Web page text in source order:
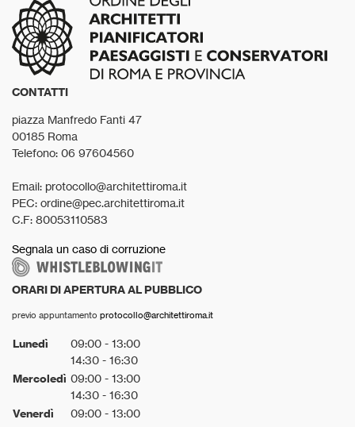
CONTATTI
piazza Manfredo Fanti 47
00185 Roma
Telefono: 06 97604560
Email: protocollo@architettiroma.it
PEC: ordine@pec.architettiroma.it
C.F: 80053110583
Segnala un caso di corruzione
ORARI DI APERTURA AL PUBBLICO
previo appuntamento protocollo@architettiroma.it
Lunedì
09:00 - 13:00
14:30 - 16:30
Mercoledì 09:00 - 13:00
14:30 - 16:30
Venerdì 09:00 - 13:00